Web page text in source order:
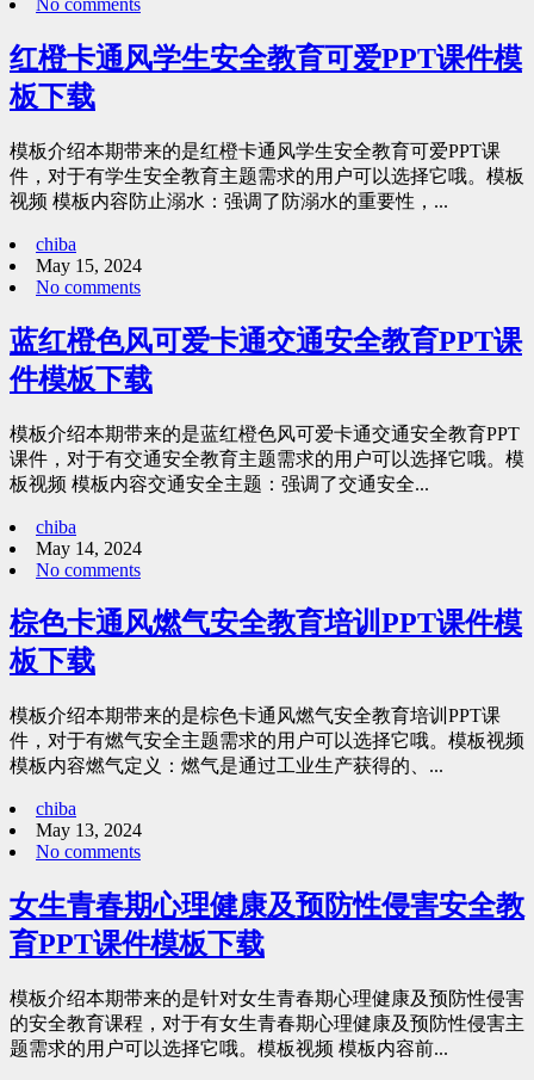
No comments
红橙卡通风学生安全教育可爱PPT课件模
板下载
模板介绍本期带来的是红橙卡通风学生安全教育可爱PPT课
件，对于有学生安全教育主题需求的用户可以选择它哦。模板
视频 模板内容防止溺水：强调了防溺水的重要性，...
chiba
May 15, 2024
No comments
蓝红橙色风可爱卡通交通安全教育PPT课
件模板下载
模板介绍本期带来的是蓝红橙色风可爱卡通交通安全教育PPT
课件，对于有交通安全教育主题需求的用户可以选择它哦。模
板视频 模板内容交通安全主题：强调了交通安全...
chiba
May 14, 2024
No comments
棕色卡通风燃气安全教育培训PPT课件模
板下载
模板介绍本期带来的是棕色卡通风燃气安全教育培训PPT课
件，对于有燃气安全主题需求的用户可以选择它哦。模板视频
模板内容燃气定义：燃气是通过工业生产获得的、...
chiba
May 13, 2024
No comments
女生青春期心理健康及预防性侵害安全教
育PPT课件模板下载
模板介绍本期带来的是针对女生青春期心理健康及预防性侵害
的安全教育课程，对于有女生青春期心理健康及预防性侵害主
题需求的用户可以选择它哦。模板视频 模板内容前...